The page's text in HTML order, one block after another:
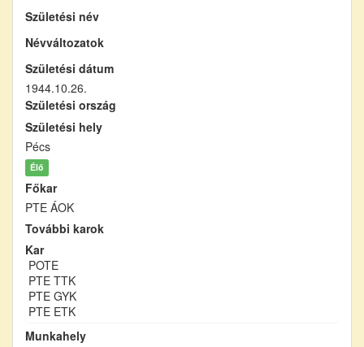
Születési név
Névváltozatok
Születési dátum
1944.10.26.
Születési ország
Születési hely
Pécs
Élő
Főkar
PTE ÁOK
További karok
Kar
POTE
PTE TTK
PTE GYK
PTE ETK
Munkahely